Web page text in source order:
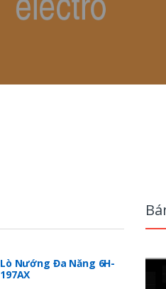
Lò Nướng Đa Năng 6H-
197AX